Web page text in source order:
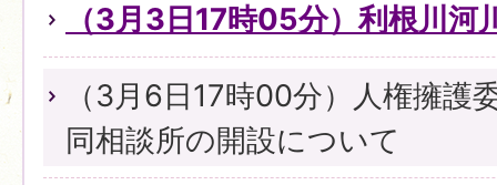
（3月3日17時05分）利根川
（3月6日17時00分）人権擁護
同相談所の開設について